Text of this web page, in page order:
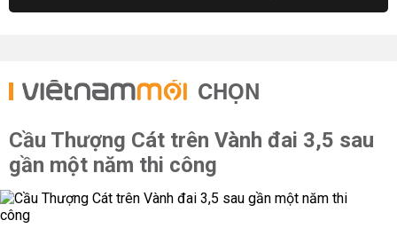
CHỌN
Cầu Thượng Cát trên Vành đai 3,5 sau
gần một năm thi công